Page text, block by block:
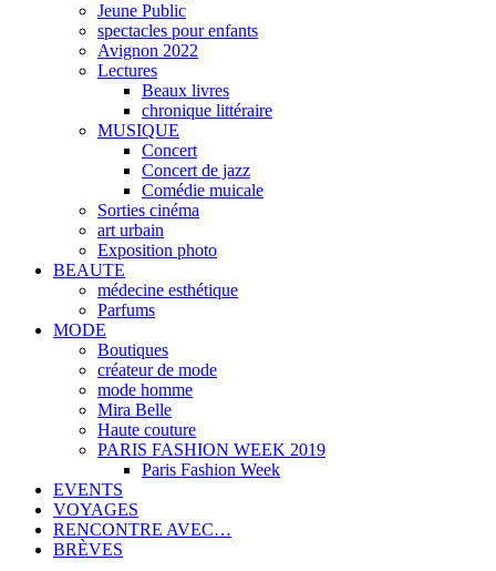
Jeune Public
spectacles pour enfants
Avignon 2022
Lectures
Beaux livres
chronique littéraire
MUSIQUE
Concert
Concert de jazz
Comédie muicale
Sorties cinéma
art urbain
Exposition photo
BEAUTE
médecine esthétique
Parfums
MODE
Boutiques
créateur de mode
mode homme
Mira Belle
Haute couture
PARIS FASHION WEEK 2019
Paris Fashion Week
EVENTS
VOYAGES
RENCONTRE AVEC…
BRÈVES